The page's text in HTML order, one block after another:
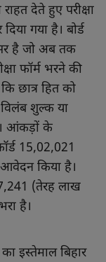
देते हुए परीक्षा
गया है। बोर्ड
है जो अब तक
फॉर्म भरने की
छात्र हित को
शुल्क या
आंकड़ों के
15,02,021
आवेदन किया है।
(तेरह लाख
है।
इस्तेमाल बिहार